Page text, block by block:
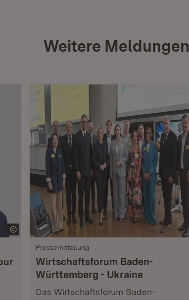
Weitere Meldungen
Pressemitteilung
Wirtschaftsforum Baden-
Württemberg - Ukraine
Das Wirtschaftsforum Baden-